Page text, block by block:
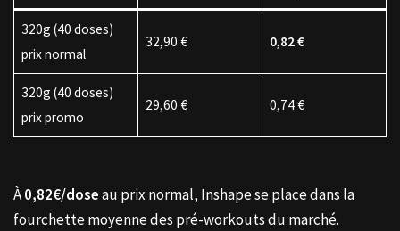
320g (40 doses)
prix normal
32,90 € 0,82 €
320g (40 doses)
prix promo
29,60 € 0,74 €
À0,82€/doseau prix normal, Inshape se place dans la
fourchette moyenne des pré-workouts du marché.